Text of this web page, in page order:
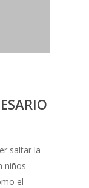
saltar la
niños
el